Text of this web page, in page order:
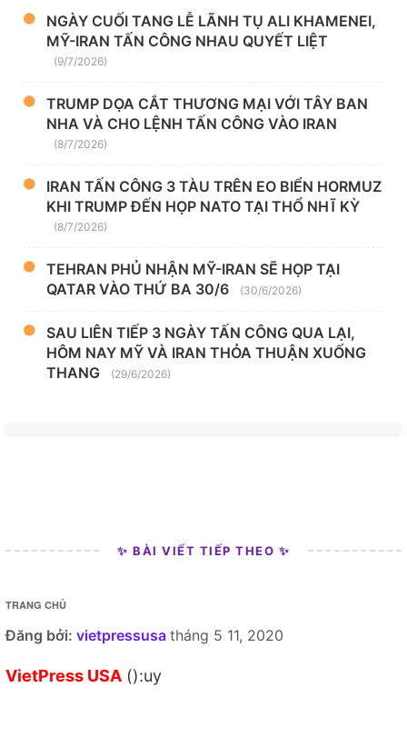
NGÀY CUỐI TANG LỄ LÃNH TỤ ALI KHAMENEI,
MỸ-IRAN TẤN CÔNG NHAU QUYẾT LIỆT
(9/7/2026)
TRUMP DỌA CẮT THƯƠNG MẠI VỚI TÂY BAN
NHA VÀ CHO LỆNH TẤN CÔNG VÀO IRAN
(8/7/2026)
IRAN TẤN CÔNG 3 TÀU TRÊN EO BIỂN HORMUZ
KHI TRUMP ĐẾN HỌP NATO TẠI THỔ NHĨ KỲ
(8/7/2026)
TEHRAN PHỦ NHẬN MỸ-IRAN SẼ HỌP TẠI
QATAR VÀO THỨ BA 30/6
(30/6/2026)
SAU LIÊN TIẾP 3 NGÀY TẤN CÔNG QUA LẠI,
HÔM NAY MỸ VÀ IRAN THỎA THUẬN XUỐNG
THANG
(29/6/2026)
✨ BÀI VIẾT TIẾP THEO ✨
TRANG CHỦ
Đăng bởi: vietpressusa tháng 5 11, 2020
VietPress USA ():uy